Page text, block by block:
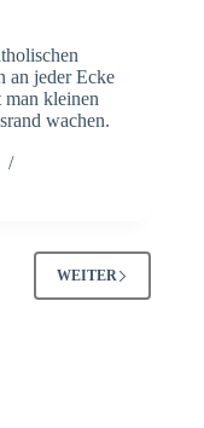
an jeder Ecke
kleinen
wachen.
WEITER